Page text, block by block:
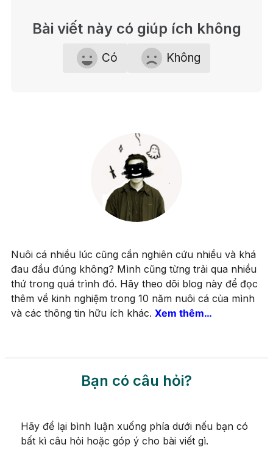
Bài viết này có giúp ích không
Có Không
Nuôi cá nhiều lúc cũng cần nghiên cứu nhiều và khá
đau đầu đúng không? Mình cũng từng trải qua nhiều
thứ trong quá trình đó. Hãy theo dõi blog này để đọc
thêm về kinh nghiệm trong 10 năm nuôi cá của mình
và các thông tin hữu ích khác. Xem thêm…
Bạn có câu hỏi?
Hãy để lại bình luận xuống phía dưới nếu bạn có
bất kì câu hỏi hoặc góp ý cho bài viết gì.